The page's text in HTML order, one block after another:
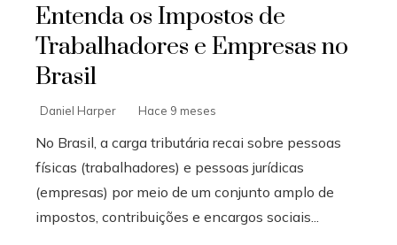
Entenda os Impostos de
Trabalhadores e Empresas no
Brasil
Daniel Harper Hace 9 meses
No Brasil, a carga tributária recai sobre pessoas
físicas (trabalhadores) e pessoas jurídicas
(empresas) por meio de um conjunto amplo de
impostos, contribuições e encargos sociais...